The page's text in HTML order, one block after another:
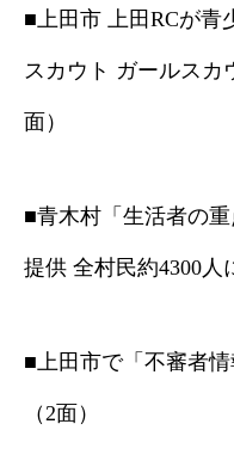
■上田市 上田RCが青
スカウト ガールスカ
面）
■青木村「生活者の
提供 全村民約4300人
■上田市で「不審者
（2面）